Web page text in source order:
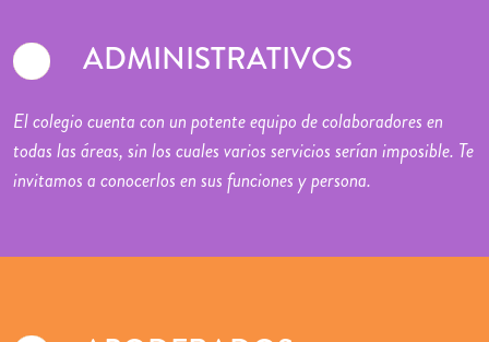
ADMINISTRATIVOS
El colegio cuenta con un potente equipo de colaboradores en
todas las áreas, sin los cuales varios servicios serían imposible. Te
invitamos a conocerlos en sus funciones y persona.